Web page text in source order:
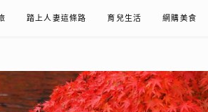
踏上人妻這條路 育兒生活 網購美食